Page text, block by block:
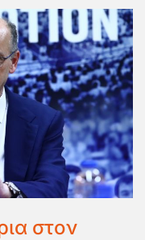
στον